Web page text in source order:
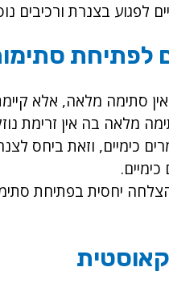
לפגוע בצנרת ורכיבים
סתימה מלאה, אלא
מלאה בה אין זרימת
כימיים, וזאת ביחס
הצלחה יחסית בפתיחת